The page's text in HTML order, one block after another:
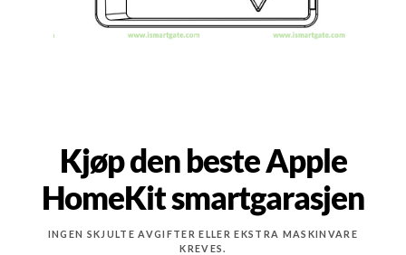
Kjøp den beste Apple
HomeKit smartgarasjen
INGEN SKJULTE AVGIFTER ELLER EKSTRA MASKINVARE
KREVES.